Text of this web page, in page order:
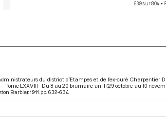
639 sur 804 •
du district d’Etampes et de l’ex-curé
Tome LXXVIII - Du 8 au 20 brumaire an II (29 octobre au 10
Barbier. 1911. pp. 632-634.